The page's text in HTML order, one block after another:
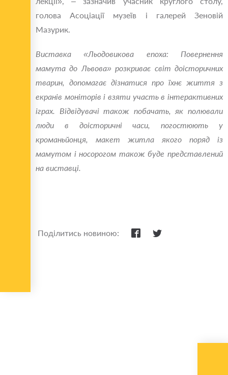
голова Асоціації музеїв і галерей Зеновій
Мазурик.
Виставка «Льодовикова епоха: Повернення
мамута до Львова» розкриває світ доісторичних
тварин, допомагає дізнатися про їхнє життя з
екранів моніторів і взяти участь в інтерактивних
іграх. Відвідувачі також побачать, як полювали
люди в доісторичні часи, погостюють у
кроманьйонця, макет житла якого поряд із
мамутом і носорогом також буде представлений
на виставці.
Поділитись новиною: